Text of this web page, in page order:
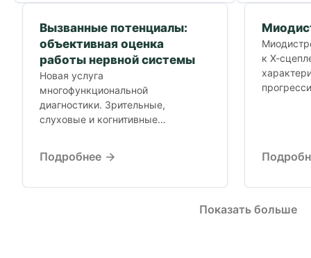
Вызванные потенциалы:
объективная оценка
работы нервной системы
Новая услуга
многофункциональной
диагностики. Зрительные,
слуховые и когнитивные
нервной системы, когда
Подробнее
к Х-
Показать больше